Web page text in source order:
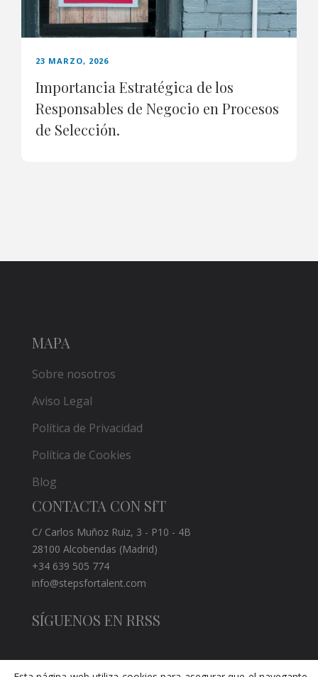
23 MARZO, 2026
Importancia Estratégica de los
Responsables de Negocio en Procesos
de Selección.
MAPA
Sobre nosotros
Aviso Legal
Política de Privacidad
Política de Cookies
Blog
CONTACTA CON SfT
C/ Carlos Muñoz Ruiz, 3 - P10 - 4B
28100 Alcobendas (Madrid)
+34 639 505 774
info@stepsfortalent.com
SÍGUENOS EN RRSS